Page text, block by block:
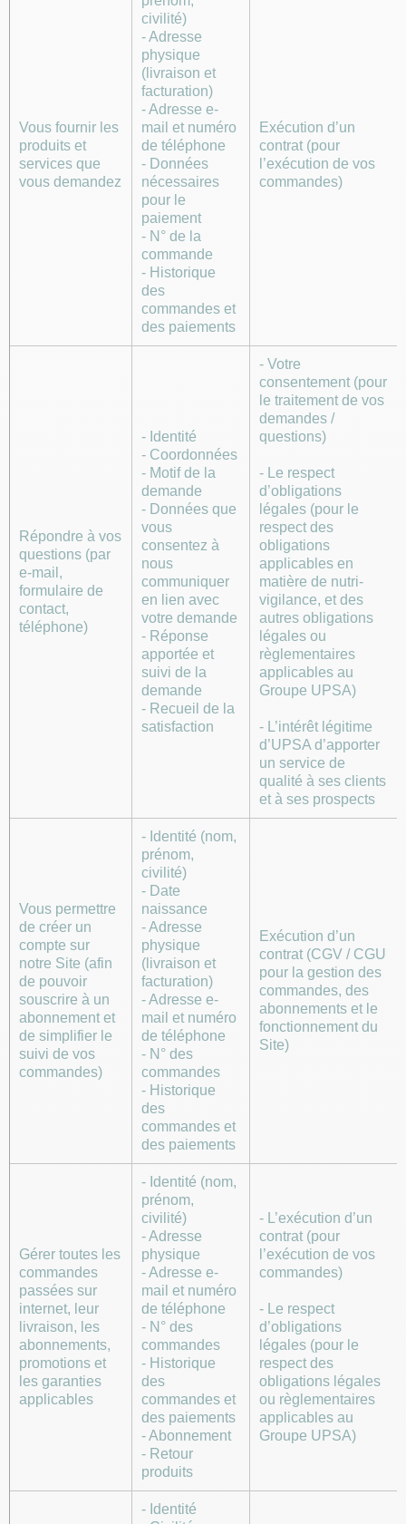
Vous fournir les
produits et
services que
vous demandez
civilité)
- Adresse
physique
(livraison et
facturation)
- Adresse e-
mail et numéro
de téléphone
- Données
nécessaires
pour le
paiement
- N° de la
commande
- Historique
des
commandes et
des paiements
Exécution d’un
contrat (pour
l’exécution de vos
commandes)
Répondre à vos
questions (par
e-mail,
formulaire de
contact,
téléphone)
- Identité
- Coordonnées
- Motif de la
demande
- Données que
vous
consentez à
nous
communiquer
en lien avec
votre demande
- Réponse
apportée et
suivi de la
demande
- Recueil de la
satisfaction
- Votre
consentement (pour
le traitement de vos
demandes /
questions)
- Le respect
d’obligations
légales (pour le
respect des
obligations
applicables en
matière de nutri-
vigilance, et des
autres obligations
légales ou
règlementaires
applicables au
Groupe UPSA)
- L’intérêt légitime
d’UPSA d’apporter
un service de
qualité à ses clients
et à ses prospects
Vous permettre
de créer un
compte sur
notre Site (afin
de pouvoir
souscrire à un
abonnement et
de simplifier le
suivi de vos
commandes)
- Identité (nom,
prénom,
civilité)
- Date
naissance
- Adresse
physique
(livraison et
facturation)
- Adresse e-
mail et numéro
de téléphone
- N° des
commandes
- Historique
des
commandes et
des paiements
Exécution d’un
contrat (CGV / CGU
pour la gestion des
commandes, des
abonnements et le
fonctionnement du
Site)
Gérer toutes les
commandes
passées sur
internet, leur
livraison, les
abonnements,
promotions et
les garanties
applicables
- Identité (nom,
prénom,
civilité)
- Adresse
physique
- Adresse e-
mail et numéro
de téléphone
- N° des
commandes
- Historique
des
commandes et
des paiements
- Abonnement
- Retour
produits
- L’exécution d’un
contrat (pour
l’exécution de vos
commandes)
- Le respect
d’obligations
légales (pour le
respect des
obligations légales
ou règlementaires
applicables au
Groupe UPSA)
- Identité